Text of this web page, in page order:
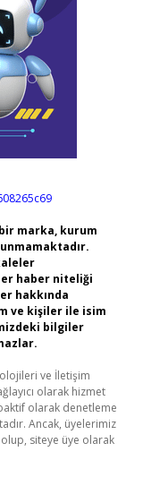
marka, kurum
haber niteliği
hakkında
ve kişiler ile isim
bilgiler
ve İletişim
olarak hizmet
olarak denetleme
Ancak, üyelerimiz
siteye üye olarak